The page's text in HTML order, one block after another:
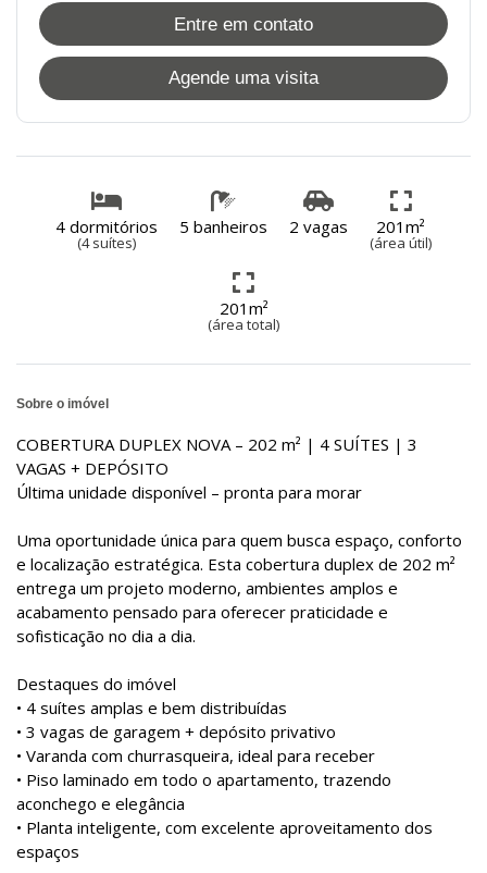
Entre em contato
Agende uma visita
4 dormitórios
(4 suítes)
5 banheiros 2 vagas 201m²
(área útil)
201m²
(área total)
Sobre o imóvel
COBERTURA DUPLEX NOVA – 202 m² | 4 SUÍTES | 3
VAGAS + DEPÓSITO
Última unidade disponível – pronta para morar
Uma oportunidade única para quem busca espaço, conforto
e localização estratégica. Esta cobertura duplex de 202 m²
entrega um projeto moderno, ambientes amplos e
acabamento pensado para oferecer praticidade e
sofisticação no dia a dia.
Destaques do imóvel
• 4 suítes amplas e bem distribuídas
• 3 vagas de garagem + depósito privativo
• Varanda com churrasqueira, ideal para receber
• Piso laminado em todo o apartamento, trazendo
aconchego e elegância
• Planta inteligente, com excelente aproveitamento dos
espaços